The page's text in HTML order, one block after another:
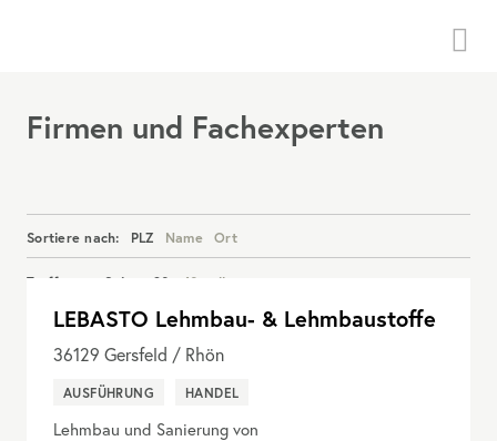
Firmen und Fachexperten
Sortiere nach: PLZ Name Ort
Treffer pro Seite: 20 40 alle
Details anzeigen
LEBASTO Lehmbau- & Lehmbaustoffe
36129 Gersfeld / Rhön
AUSFÜHRUNG HANDEL
Lehmbau und Sanierung von